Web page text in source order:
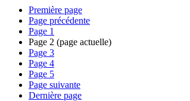
Première page
Page précédente
Page 1
Page 2 (page actuelle)
Page 3
Page 4
Page 5
Page suivante
Dernière page